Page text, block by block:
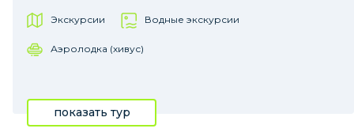
Экскурсии Водные экскурсии
Аэролодка (хивус)
показать тур